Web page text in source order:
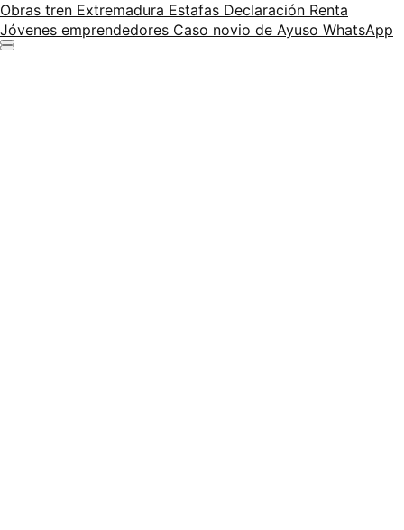
Obras tren Extremadura Estafas Declaración Renta
Jóvenes emprendedores Caso novio de Ayuso WhatsApp